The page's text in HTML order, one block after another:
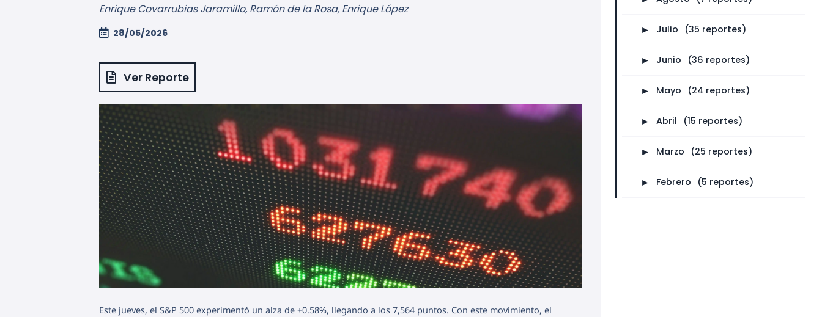
Enrique Covarrubias Jaramillo, Ramón de la Rosa, Enrique López
28/05/2026
Ver Reporte
Este jueves, el S&P 500 experimentó un alza de +0.58%, llegando a los 7,564 puntos. Con este movimiento, el
► Julio (35 reportes)
► Junio (36 reportes)
► Mayo (24 reportes)
► Abril (15 reportes)
► Marzo (25 reportes)
► Febrero (5 reportes)